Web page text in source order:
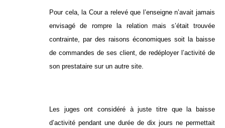
Pour cela, la Cour a relevé que l’enseigne n’avait jamais
envisagé de rompre la relation mais s’était trouvée
contrainte, par des raisons économiques soit la baisse
de commandes de ses client, de redéployer l’activité de
son prestataire sur un autre site.
Les juges ont considéré à juste titre que la baisse
d’activité pendant une durée de dix jours ne permettait